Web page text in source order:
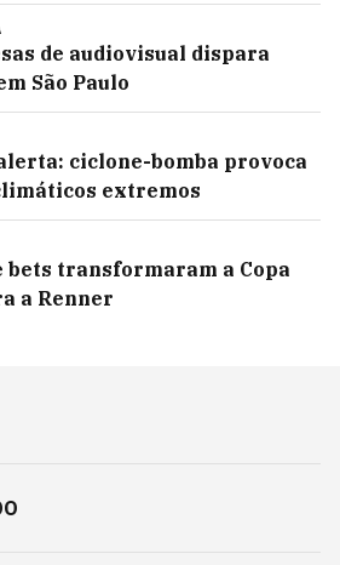
de audiovisual dispara
São Paulo
ciclone-bomba provoca
extremos
bets transformaram a Copa
a Renner